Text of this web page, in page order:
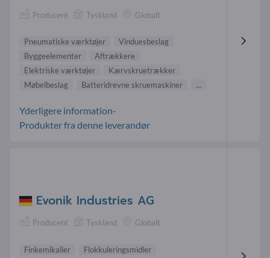
Producent Tyskland Globalt
Pneumatiske værktøjer
Vinduesbeslag
Byggeelementer
Aftrækkere
Elektriske værktøjer
Kærvskruetrækker
Møbelbeslag
Batteridrevne skruemaskiner ...
Yderligere information-
Produkter fra denne leverandør
Evonik Industries AG
Producent Tyskland Globalt
Finkemikalier
Flokkuleringsmidler